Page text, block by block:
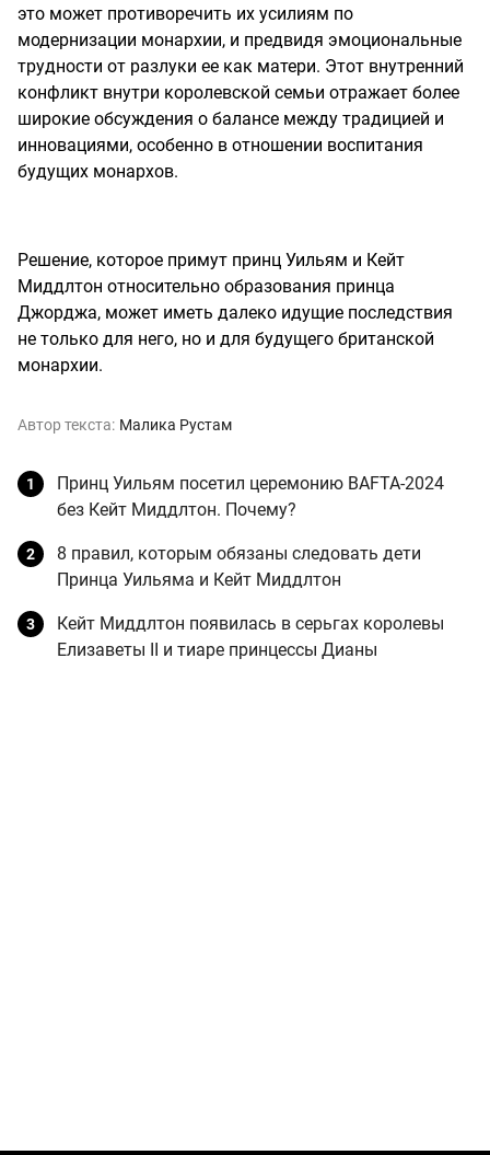
это может противоречить их усилиям по
модернизации монархии, и предвидя эмоциональные
трудности от разлуки ее как матери. Этот внутренний
конфликт внутри королевской семьи отражает более
широкие обсуждения о балансе между традицией и
инновациями, особенно в отношении воспитания
будущих монархов.
Решение, которое примут принц Уильям и Кейт
Миддлтон относительно образования принца
Джорджа, может иметь далеко идущие последствия
не только для него, но и для будущего британской
монархии.
Автор текста: Малика Рустам
Принц Уильям посетил церемонию BAFTA-2024
без Кейт Миддлтон. Почему?
8 правил, которым обязаны следовать дети
Принца Уильяма и Кейт Миддлтон
Кейт Миддлтон появилась в серьгах королевы
Елизаветы II и тиаре принцессы Дианы